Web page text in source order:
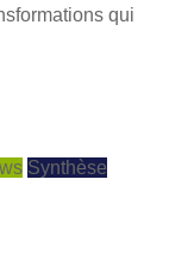
qui
Synthèse